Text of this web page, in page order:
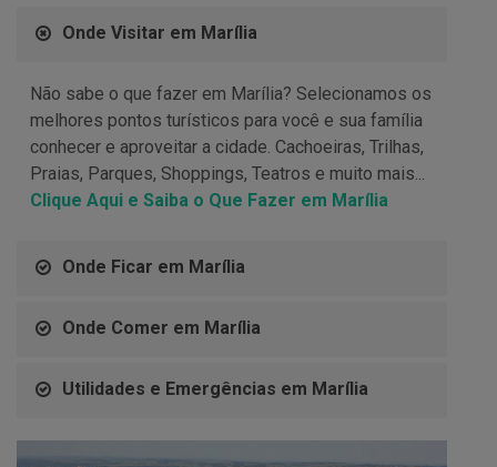
Onde Visitar em Marília
Não sabe o que fazer em Marília? Selecionamos os
melhores pontos turísticos para você e sua família
conhecer e aproveitar a cidade. Cachoeiras, Trilhas,
Praias, Parques, Shoppings, Teatros e muito mais...
Clique Aqui e Saiba o Que Fazer em Marília
Onde Ficar em Marília
Onde Comer em Marília
Utilidades e Emergências em Marília